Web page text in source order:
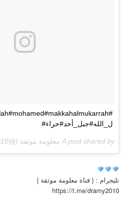
ل_الله#جبل_أحد#حراء#
A post shared by معلومة موثقة (@dramy2010) on
تليجرام : { قناة معلومة موثقة }
https://t.me/dramy2010